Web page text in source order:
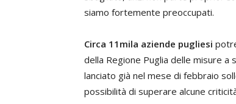
siamo fortemente preoccupati.
Circa 11mila aziende pugliesi
della Regione Puglia delle misure a
lanciato già nel mese di febbraio
possibilità di superare alcune